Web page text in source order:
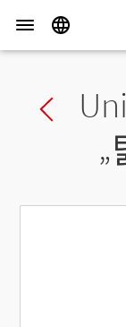
„